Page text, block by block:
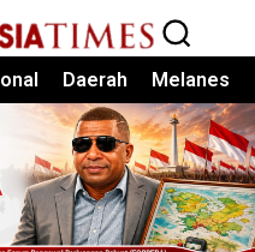
Daerah Melanesia